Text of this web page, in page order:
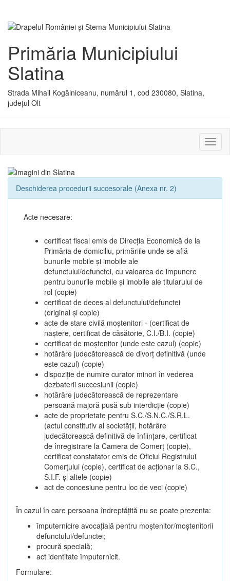
Primăria Municipiului
Slatina
Strada Mihail Kogălniceanu, numărul 1, cod 230080, Slatina,
județul Olt
sau
Deschiderea procedurii succesorale (Anexa nr. 2)
Acte necesare:
certificat fiscal emis de Direcția Economică de la
Primăria de domiciliu, primăriile unde se află
bunurile mobile și imobile ale
defunctului/defunctei, cu valoarea de impunere
pentru bunurile mobile și imobile ale titularului de
rol (copie)
certificat de deces al defunctului/defunctei
(original și copie)
acte de stare civilă moștenitori - (certificat de
naștere, certificat de căsătorie, C.I./B.I. (copie)
certificat de moștenitor (unde este cazul) (copie)
hotărâre judecătorească de divorț definitivă (unde
este cazul) (copie)
dispoziție de numire curator minori în vederea
dezbaterii succesiunii (copie)
hotărâre judecătorească de reprezentare
persoană majoră pusă sub interdicție (copie)
acte de proprietate pentru S.C./S.N.C./S.R.L.
(actul constitutiv al societății, hotărâre
judecătorească definitivă de înființare, certificat
de înregistrare la Camera de Comerț (copie),
certificat constatator emis de Oficiul Registrului
Comerțului (copie), certificat de acționar la S.C.,
S.I.F. și altele (copie)
act de concesiune pentru loc de veci (copie)
În cazul în care persoana îndreptățită nu se poate prezenta:
împuternicire avocațială pentru moștenitor/moștenitorii
defunctului/defunctei;
procură specială;
act identitate împuternicit.
Formulare: